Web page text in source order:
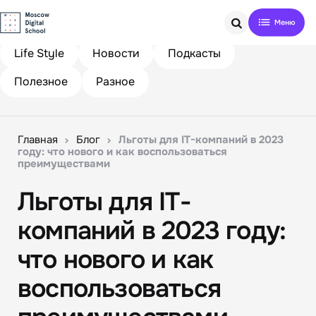
Search
Life Style
Новости
Подкасты
Полезное
Разное
Главная Блог
Льготы для IT-компаний в 2023
году: что нового и как воспользоваться
преимуществами
Льготы для IT-
компаний в 2023 году:
что нового и как
воспользоваться